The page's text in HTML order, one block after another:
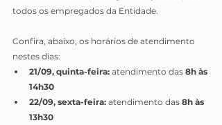
todos os empregados da Entidade.
Confira, abaixo, os horários de atendimento
nestes dias:
21/09, quinta-feira: atendimento das 8h às
14h30
22/09, sexta-feira: atendimento das 8h às
13h30